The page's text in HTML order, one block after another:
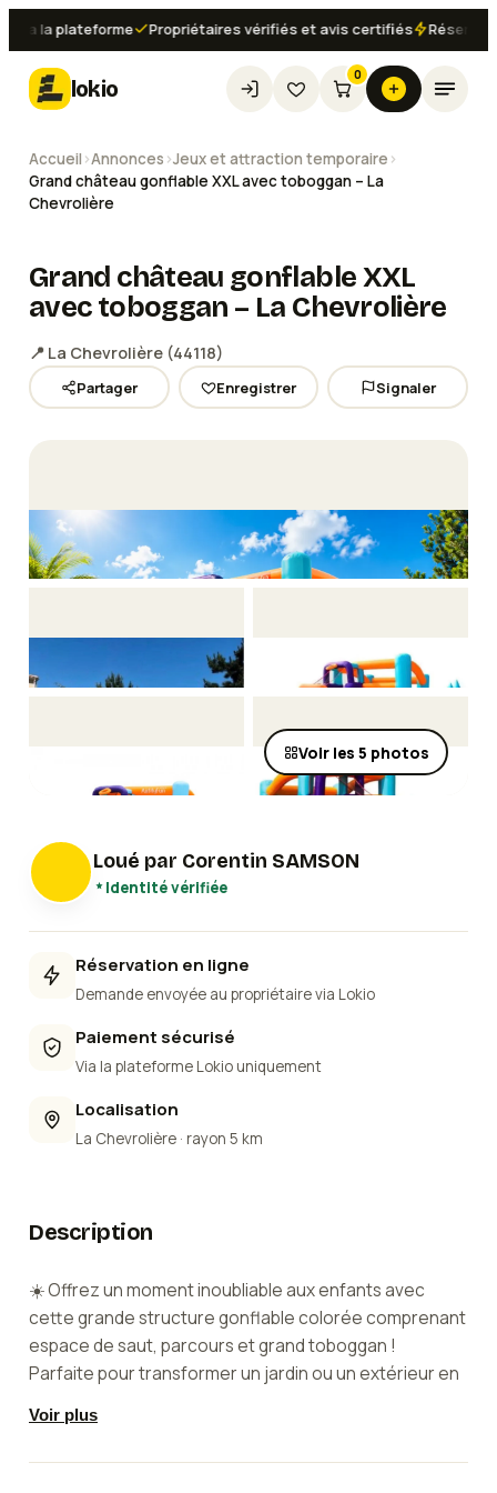
la plateforme Propriétaires vérifiés et avis certifiés Réservation
lokio
0
Accueil ›Annonces ›Jeux et attraction temporaire ›
Grand château gonflable XXL avec toboggan – La
Chevrolière
Grand château gonflable XXL
avec toboggan – La Chevrolière
📍 La Chevrolière (44118)
Partager Enregistrer Signaler
Voir les 5 photos
Loué par Corentin SAMSON
Identité vérifiée
Réservation en ligne
Demande envoyée au propriétaire via Lokio
Paiement sécurisé
Via la plateforme Lokio uniquement
Localisation
La Chevrolière · rayon 5 km
Description
☀️ Offrez un moment inoubliable aux enfants avec
cette grande structure gonflable colorée comprenant
espace de saut, parcours et grand toboggan !
Parfaite pour transformer un jardin ou un extérieur en
(Possibilité de prendre les deux structures le même
jour)
Voir plus